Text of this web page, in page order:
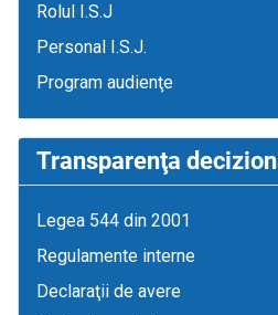
Rolul I.S.J
Personal I.S.J.
Program audienţe
Transparenţa
Legea 544 din 2001
Regulamente interne
Declaraţii de avere